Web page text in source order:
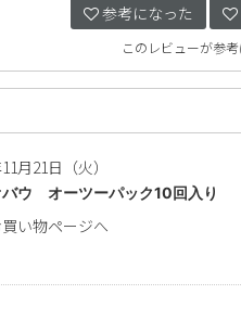
参考になった
このレビューが参考
月21日（火）
バウ オーツーパック10回入り
い物ページへ